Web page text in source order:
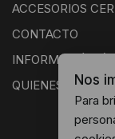
ACCESORIOS
CONTACTO
INFORMACIÓN
QUIENES SOMOS
Nos
Para